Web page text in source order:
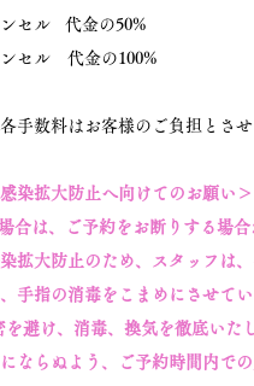
セル 代金の50%
セル 代金の100%
手数料はお客様のご負担とさ
染拡大防止へ向けてのお願い＞
合は、ご予約をお断りする場
拡大防止のため、スタッフは
手指の消毒をこまめにさせて
避け、消毒、換気を徹底いた
ならぬよう、ご予約時間内で